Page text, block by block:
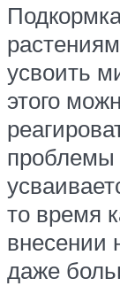
усвоить
этого
проблемы
то время
внесении
даже